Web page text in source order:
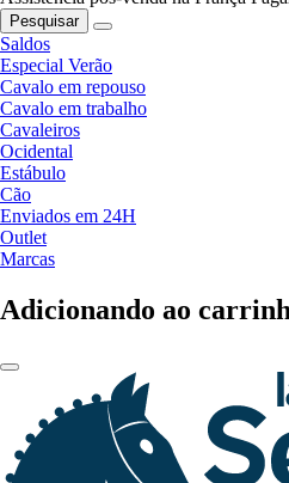
Pesquisar
Saldos
Especial Verão
Cavalo em repouso
Cavalo em trabalho
Cavaleiros
Ocidental
Estábulo
Cão
Enviados em 24H
Outlet
Marcas
Adicionando ao